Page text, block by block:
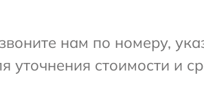
нам по номеру,
стоимости и